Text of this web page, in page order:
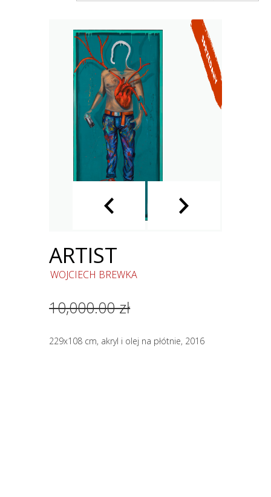
ARTIST
WOJCIECH BREWKA
10,000.00 zł
229x108 cm, akryl i olej na płótnie, 2016